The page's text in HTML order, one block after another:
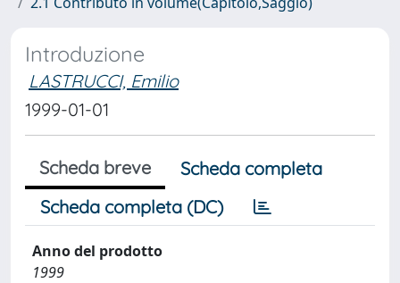
Introduzione
LASTRUCCI, Emilio
1999-01-01
Scheda breve
Scheda completa
Scheda completa (DC)
Anno del prodotto
1999